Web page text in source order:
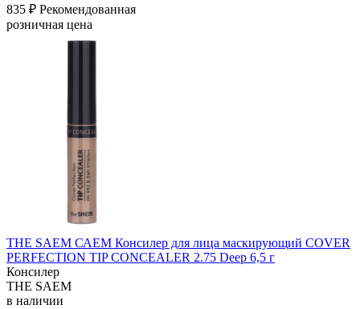
835 ₽ Рекомендованная
розничная цена
THE SAEM САЕМ Консилер для лица маскирующий COVER
PERFECTION TIP CONCEALER 2.75 Deep 6,5 г
Консилер
THE SAEM
в наличии